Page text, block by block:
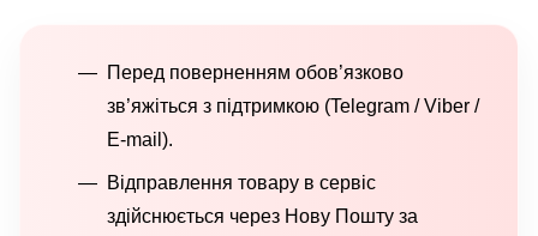
Перед поверненням обов’язково
зв’яжіться з підтримкою (Telegram / Viber /
E-mail).
Відправлення товару в сервіс
здійснюється через Нову Пошту за